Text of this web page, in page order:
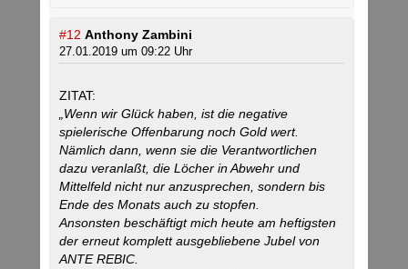
#12 Anthony Zambini
27.01.2019 um 09:22 Uhr
ZITAT:
„Wenn wir Glück haben, ist die negative
spielerische Offenbarung noch Gold wert.
Nämlich dann, wenn sie die Verantwortlichen
dazu veranlaßt, die Löcher in Abwehr und
Mittelfeld nicht nur anzusprechen, sondern bis
Ende des Monats auch zu stopfen.
Ansonsten beschäftigt mich heute am heftigsten
der erneut komplett ausgebliebene Jubel von
ANTE REBIC.